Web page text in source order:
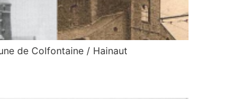
de Colfontaine / Hainaut